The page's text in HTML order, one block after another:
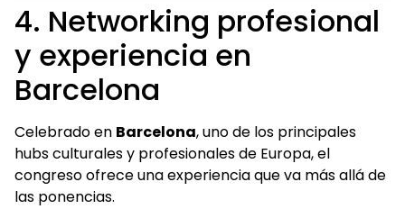
4. Networking profesional
y experiencia en
Barcelona
Celebrado en Barcelona, uno de los principales
hubs culturales y profesionales de Europa, el
congreso ofrece una experiencia que va más allá de
las ponencias.